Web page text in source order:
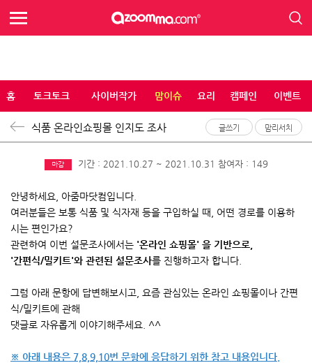
홈 토크토크 사이버작가 맘이슈 요리 캠페인 이벤트
식품 온라인쇼핑몰 인지도 조사 글쓰기 맘리서치
마감 기간 : 2021.10.27 ~ 2021.10.31 참여자 : 149
안녕하세요, 아줌마닷컴입니다.
여러분들은 보통 식품 및 식자재 등을 구입하실 때, 어떤 경로를 이용하
시는 편인가요?
관련하여 이번 설문조사에서는 '온라인 쇼핑몰' 을 기반으로,
'간편식/밀키트'와 관련된 설문조사를 진행하고자 합니다.
그럼 아래 문항에 답변해보시고, 요즘 관심있는 온라인 쇼핑몰이나 간편
식/밀키트에 관해
댓글로 자유롭게 이야기해주세요. ^^
※ 아래 내용은 7,8,9,10번 문항에 응답하기 위한 참고 내용입니다.